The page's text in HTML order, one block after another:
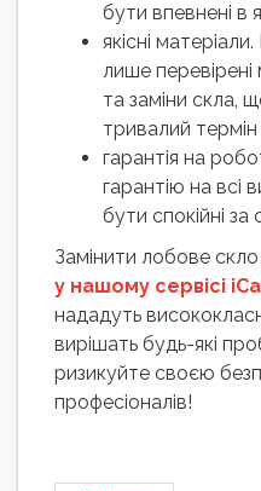
бути впевнені в
якісні
лише перевірені
та заміни скла,
тривалий
гарантія на
гарантію на всі
бути спокійні за
Замінити лобове
у нашому сервісі
нададуть
вирішать будь-які
ризикуйте своєю
професіоналів!